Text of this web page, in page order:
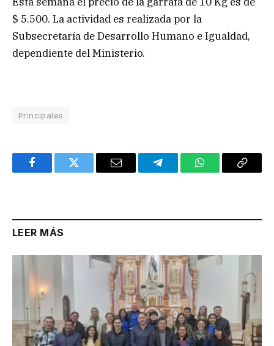
$ 5.500. La actividad es realizada por la
Subsecretaría de Desarrollo Humano e Igualdad,
dependiente del Ministerio.
Principales
FacebookTwitter Email TelegramWhatsAppCopy
LEER MÁS